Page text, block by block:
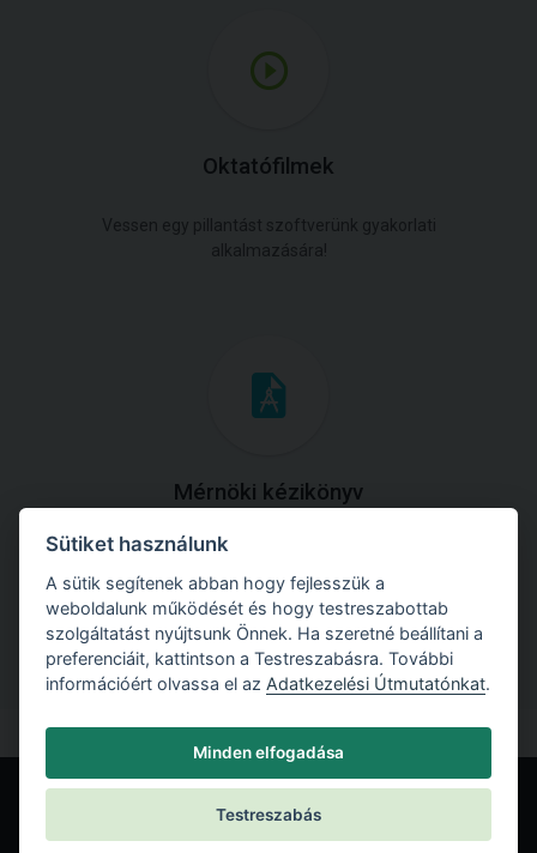
Oktatófilmek
Vessen egy pillantást szoftverünk gyakorlati
alkalmazására!
Mérnöki kézikönyv
Töltse le útmutatónkat az összes elméleti anyaggal és
gyakorlati példával!
Sütiket használunk
A sütik segítenek abban hogy fejlesszük a
weboldalunk működését és hogy testreszabottab
szolgáltatást nyújtsunk Önnek. Ha szeretné beállítani a
preferenciáit, kattintson a Testreszabásra. További
információért olvassa el az Adatkezelési Útmutatónkat.
Minden elfogadása
Testreszabás